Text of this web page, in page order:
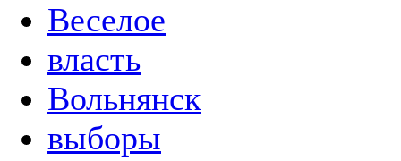
Веселое
власть
Вольнянск
выборы